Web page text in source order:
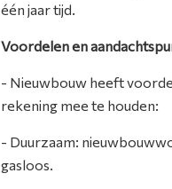
één jaar tijd.
Voordelen en
- Nieuwbouw heeft
rekening mee te houden:
- Duurzaam:
gasloos.